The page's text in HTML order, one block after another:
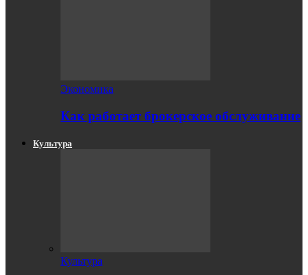
Экономика
Как работает брокерское обслуживание
Культура
Культура